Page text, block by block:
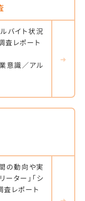
バイト状況
査レポート
意識／アル
の動向や実
ーター」「シ
査レポート